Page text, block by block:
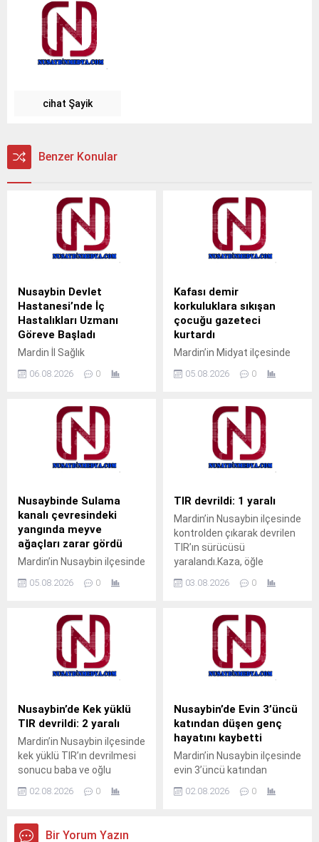
cihat Şayik
Benzer Konular
Nusaybin Devlet
Hastanesi’nde İç
Hastalıkları Uzmanı
Göreve Başladı
Mardin İl Sağlık
Devlet Hastanesi’nde İç
Ali Yiğit hasta kabulüne
başladı. Muayene olmak
isteyen vatandaşlar, ALO
182 çağrı merkezi veya
MHRS (Merkezi Hekim
üzerinden randevu alarak
muayene olabilecek. Tap
Simulator Codes
06.08.2026 0
Kafası demir
korkuluklara sıkışan
çocuğu gazeteci
kurtardı
Mardin’in Midyat ilçesinde
korkulukları arasına kafası
Ahmet Akkuş’un
müdahalesiyle kurtarıldı.
Olay, akşam saatlerinde
Cumhuriyet Mahallesi’nde
meydana geldi.Akrabalarını
çocuk, pencerenin demir
korkulukları arasına kafasını
sokunca sıkışarak mahsur
kaldı. Çocuğun ağlama
sesini duyan yakınları
yardıma koştu. Durumu fark
eden aile üyeleri, aynı evde...
05.08.2026 0
Nusaybinde Sulama
kanalı çevresindeki
yangında meyve
ağaçları zarar gördü
Mardin’in Nusaybin ilçesinde
çıkan kuru ot yangınında
gördü. Yangın, sabah
saatlerinde Nusaybin
ilçesine bağlı kırsal
Bahçebaşı Mahallesi’nde
sulama kanalı çevresinde
nedenle başlayan kuru ot
yangını, rüzgarın etkisiyle
çevredeki meyve ağaçlarına
sıçradı. İhbar üzerine
bölgeye sevk edilen itfaiye
ekipleri, yangını çevreye
yayılmadan...
05.08.2026 0
TIR devrildi: 1 yaralı
Mardin’in Nusaybin ilçesinde
kontrolden çıkarak devrilen
TIR’ın sürücüsü
yaralandı.Kaza, öğle
ilçesine bağlı kırsal Girmeli
uluslararası İpekyolu’nda
meydana
geldi.Sürücüsünün kimliği
ve taşıdığı yük henüz
öğrenilemeyen 33 BED 762
Cizre istikametine seyir
halindeyken kontrolden
çıkarak orta refüjdeki demir
bariyerlere çarpıp
devrildi.Kazada araç içinde
mahsur kalan...
03.08.2026 0
Nusaybin’de Kek yüklü
TIR devrildi: 2 yaralı
Mardin’in Nusaybin ilçesinde
kek yüklü TIR’ın devrilmesi
sonucu baba ve oğlu
saatlerinde Nusaybin
Mahallesi mevkisindeki
02.08.2026 0
Nusaybin’de Evin 3’üncü
katından düşen genç
hayatını kaybetti
Mardin’in Nusaybin ilçesinde
evin 3’üncü katından
yaşındaki genç yaşamını
02.08.2026 0
Bir Yorum Yazın